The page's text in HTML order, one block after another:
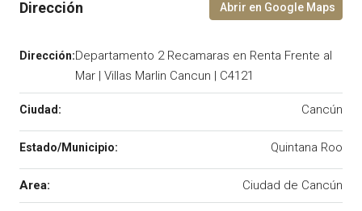
Departamento 2 Recamaras en Renta Frente al
Mar | Villas Marlin Cancun | C4121
Cancún
Quintana Roo
Area: Ciudad de Cancún